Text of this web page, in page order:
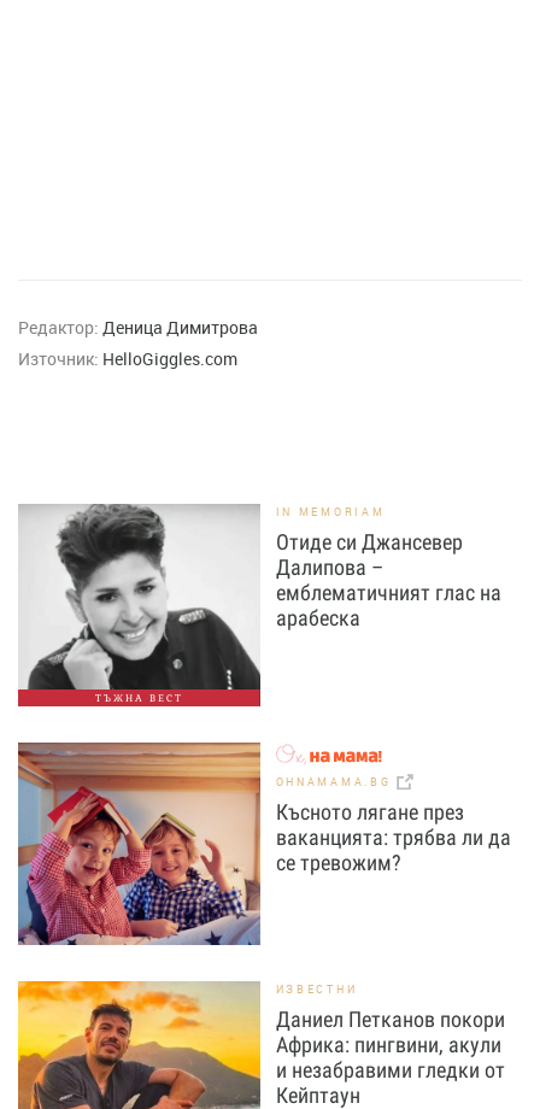
Редактор: Деница Димитрова
Източник: HelloGiggles.com
ТЪЖНА ВЕСТ
IN MEMORIAM
Отиде си Джансевер
Далипова –
емблематичният глас на
арабеска
OHNAMAMA.BG
Късното лягане през
ваканцията: трябва ли да
се тревожим?
ИЗВЕСТНИ
Даниел Петканов покори
Африка: пингвини, акули
и незабравими гледки от
Кейптаун